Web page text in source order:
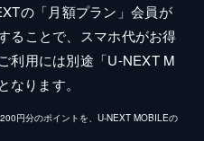
の「月額プラン」会員が
ることで、スマホ代がお得
利用には別途「U-NEXT M
ります。
円分のポイントを、U-NEXT MOBILEの